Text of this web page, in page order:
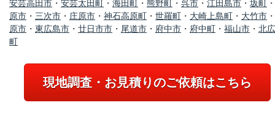
安芸高田市 ・ 安芸太田町 ・ 海田町 ・ 熊野町 ・ 呉市 ・ 江田島市 ・ 坂町 ・
原市 ・ 三次市 ・ 庄原市 ・ 神石高原町 ・ 世羅町 ・ 大崎上島町 ・ 大竹市 ・
原市 ・ 東広島市 ・ 廿日市市 ・ 尾道市 ・ 府中市 ・ 府中町 ・ 福山市 ・ 北
町
現地調査・お見積りのご依頼はこちら